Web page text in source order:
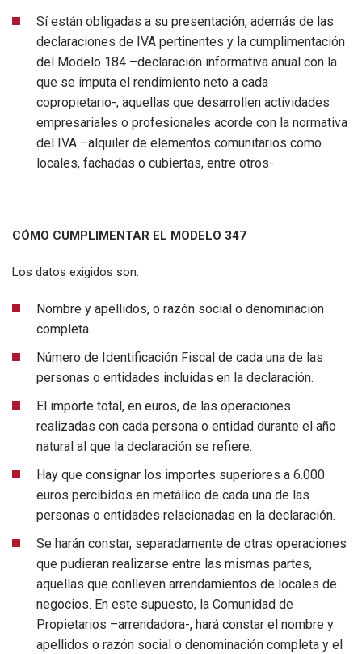
Sí están obligadas a su presentación, además de las
declaraciones de IVA pertinentes y la cumplimentación
del Modelo 184 –declaración informativa anual con la
que se imputa el rendimiento neto a cada
copropietario-, aquellas que desarrollen actividades
empresariales o profesionales acorde con la normativa
del IVA –alquiler de elementos comunitarios como
locales, fachadas o cubiertas, entre otros-
CÓMO CUMPLIMENTAR EL MODELO 347
Los datos exigidos son:
Nombre y apellidos, o razón social o denominación
completa.
Número de Identificación Fiscal de cada una de las
personas o entidades incluidas en la declaración.
El importe total, en euros, de las operaciones
realizadas con cada persona o entidad durante el año
natural al que la declaración se refiere.
Hay que consignar los importes superiores a 6.000
euros percibidos en metálico de cada una de las
personas o entidades relacionadas en la declaración.
Se harán constar, separadamente de otras operaciones
que pudieran realizarse entre las mismas partes,
aquellas que conlleven arrendamientos de locales de
negocios. En este supuesto, la Comunidad de
Propietarios –arrendadora-, hará constar el nombre y
apellidos o razón social o denominación completa y el